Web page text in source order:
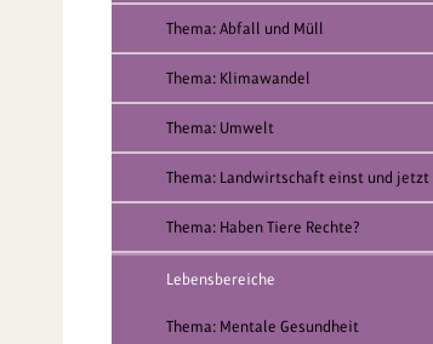
Thema: Abfall und Müll
Thema: Klimawandel
Thema: Umwelt
Thema: Landwirtschaft einst und jetzt
Thema: Haben Tiere Rechte?
Lebensbereiche
Thema: Mentale Gesundheit